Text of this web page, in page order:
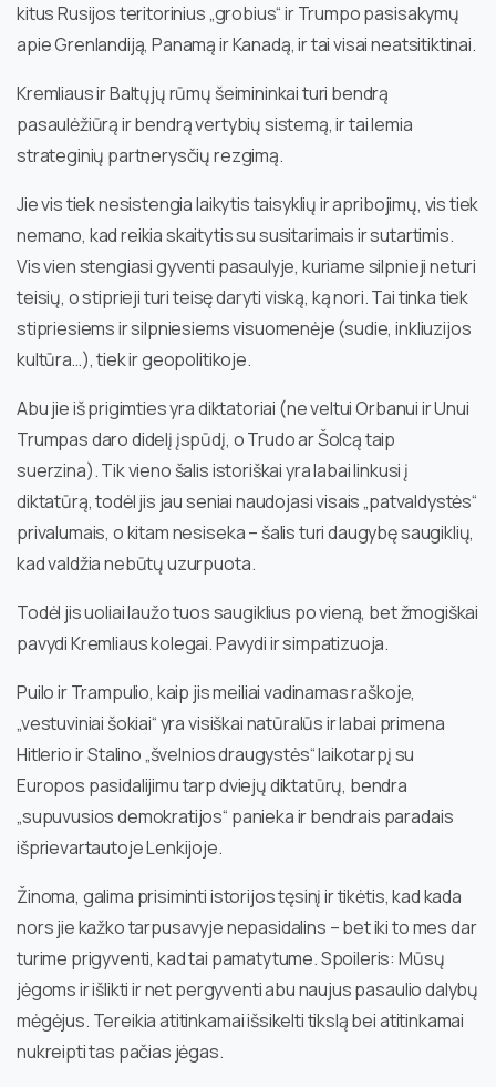
kitus Rusijos teritorinius „grobius“ ir Trumpo pasisakymų
apie Grenlandiją, Panamą ir Kanadą, ir tai visai neatsitiktinai.
Kremliaus ir Baltųjų rūmų šeimininkai turi bendrą
pasaulėžiūrą ir bendrą vertybių sistemą, ir tai lemia
strateginių partnerysčių rezgimą.
Jie vis tiek nesistengia laikytis taisyklių ir apribojimų, vis tiek
nemano, kad reikia skaitytis su susitarimais ir sutartimis.
Vis vien stengiasi gyventi pasaulyje, kuriame silpnieji neturi
teisių, o stiprieji turi teisę daryti viską, ką nori. Tai tinka tiek
stipriesiems ir silpniesiems visuomenėje (sudie, inkliuzijos
kultūra…), tiek ir geopolitikoje.
Abu jie iš prigimties yra diktatoriai (ne veltui Orbanui ir Unui
Trumpas daro didelį įspūdį, o Trudo ar Šolcą taip
suerzina). Tik vieno šalis istoriškai yra labai linkusi į
diktatūrą, todėl jis jau seniai naudojasi visais „patvaldystės“
privalumais, o kitam nesiseka – šalis turi daugybę saugiklių,
kad valdžia nebūtų uzurpuota.
Todėl jis uoliai laužo tuos saugiklius po vieną, bet žmogiškai
pavydi Kremliaus kolegai. Pavydi ir simpatizuoja.
Puilo ir Trampulio, kaip jis meiliai vadinamas raškoje,
„vestuviniai šokiai“ yra visiškai natūralūs ir labai primena
Hitlerio ir Stalino „švelnios draugystės“ laikotarpį su
Europos pasidalijimu tarp dviejų diktatūrų, bendra
„supuvusios demokratijos“ panieka ir bendrais paradais
išprievartautoje Lenkijoje.
Žinoma, galima prisiminti istorijos tęsinį ir tikėtis, kad kada
nors jie kažko tarpusavyje nepasidalins – bet iki to mes dar
turime prigyventi, kad tai pamatytume. Spoileris: Mūsų
jėgoms ir išlikti ir net pergyventi abu naujus pasaulio dalybų
mėgėjus. Tereikia atitinkamai išsikelti tikslą bei atitinkamai
nukreipti tas pačias jėgas.